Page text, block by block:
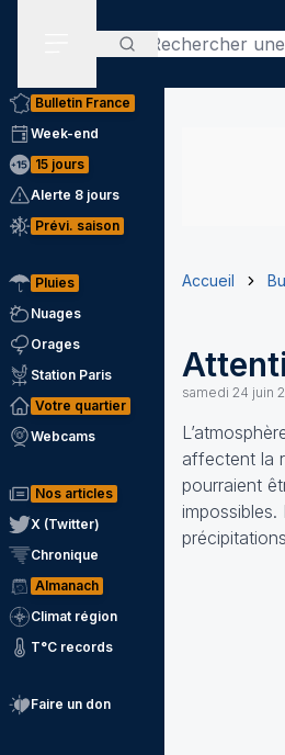
Rechercher
Bulletin France
Week-end
15 jours
Alerte 8 jours
Prévi. saison
Pluies
Nuages
Orages
Station Paris
Votre quartier
Webcams
Nos articles
X (Twitter)
Chronique
Almanach
Climat région
T°C records
Faire un don
Accueil
samedi 24 juin
affectent la
pourraient